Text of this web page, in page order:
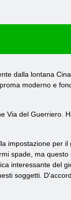
dalla lontana
moderno e
Via del Guerriero.
impostazione per
spade, ma
interessante del
soggetti.